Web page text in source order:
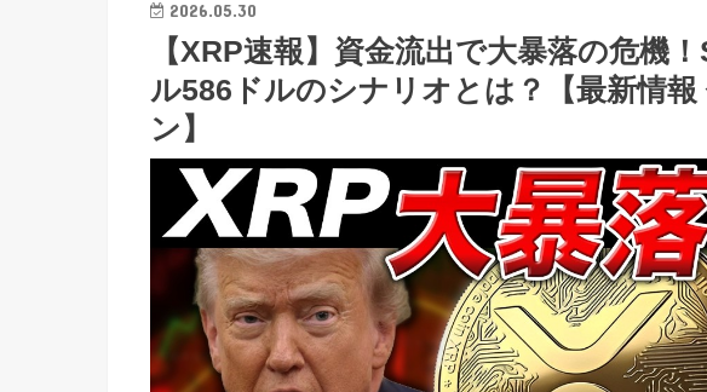
2026.05.30
【XRP速報】資金流出で大暴落の危機
ル586ドルのシナリオとは？【最新情
ン】